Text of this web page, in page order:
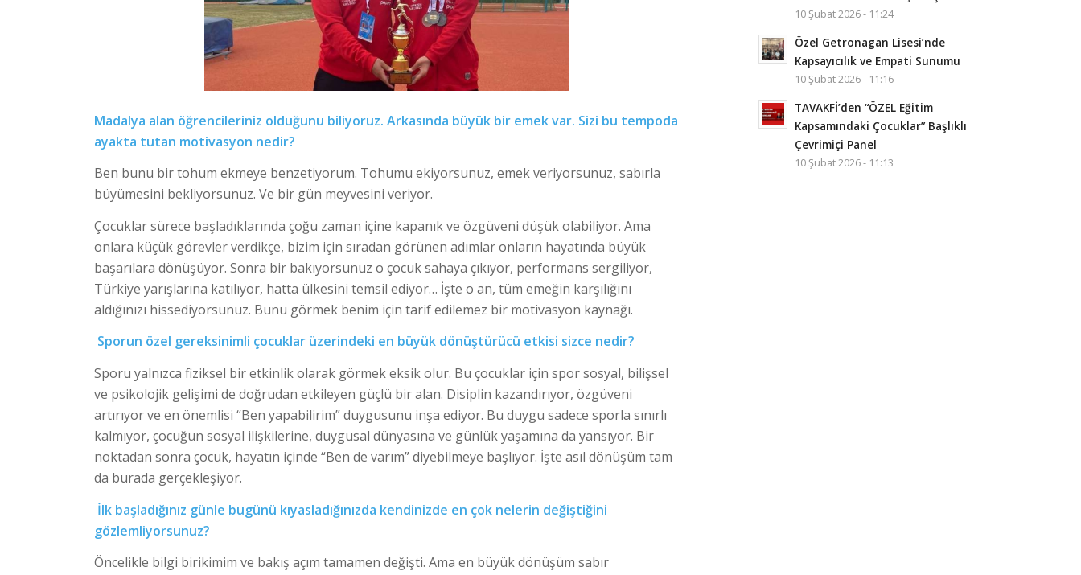
Madalya alan öğrencileriniz olduğunu biliyoruz. Arkasında büyük bir emek var. Sizi bu tempoda
ayakta tutan motivasyon nedir?
Ben bunu bir tohum ekmeye benzetiyorum. Tohumu ekiyorsunuz, emek veriyorsunuz, sabırla
büyümesini bekliyorsunuz. Ve bir gün meyvesini veriyor.
Çocuklar sürece başladıklarında çoğu zaman içine kapanık ve özgüveni düşük olabiliyor. Ama
onlara küçük görevler verdikçe, bizim için sıradan görünen adımlar onların hayatında büyük
başarılara dönüşüyor. Sonra bir bakıyorsunuz o çocuk sahaya çıkıyor, performans sergiliyor,
Türkiye yarışlarına katılıyor, hatta ülkesini temsil ediyor… İşte o an, tüm emeğin karşılığını
aldığınızı hissediyorsunuz. Bunu görmek benim için tarif edilemez bir motivasyon kaynağı.
Sporun özel gereksinimli çocuklar üzerindeki en büyük dönüştürücü etkisi sizce nedir?
Sporu yalnızca fiziksel bir etkinlik olarak görmek eksik olur. Bu çocuklar için spor sosyal, bilişsel
ve psikolojik gelişimi de doğrudan etkileyen güçlü bir alan. Disiplin kazandırıyor, özgüveni
artırıyor ve en önemlisi “Ben yapabilirim” duygusunu inşa ediyor. Bu duygu sadece sporla sınırlı
kalmıyor, çocuğun sosyal ilişkilerine, duygusal dünyasına ve günlük yaşamına da yansıyor. Bir
noktadan sonra çocuk, hayatın içinde “Ben de varım” diyebilmeye başlıyor. İşte asıl dönüşüm tam
da burada gerçekleşiyor.
İlk başladığınız günle bugünü kıyasladığınızda kendinizde en çok nelerin değiştiğini
gözlemliyorsunuz?
Öncelikle bilgi birikimim ve bakış açım tamamen değişti. Ama en büyük dönüşüm sabır
10 Şubat 2026 - 11:24
Özel Getronagan Lisesi’nde
Kapsayıcılık ve Empati Sunumu
10 Şubat 2026 - 11:16
TAVAKFİ’den “ÖZEL Eğitim
Kapsamındaki Çocuklar” Başlıklı
Çevrimiçi Panel
10 Şubat 2026 - 11:13